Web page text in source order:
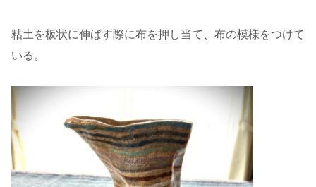
粘土を板状に伸ばす際に布を押し当て、布の模様をつけて
いる。